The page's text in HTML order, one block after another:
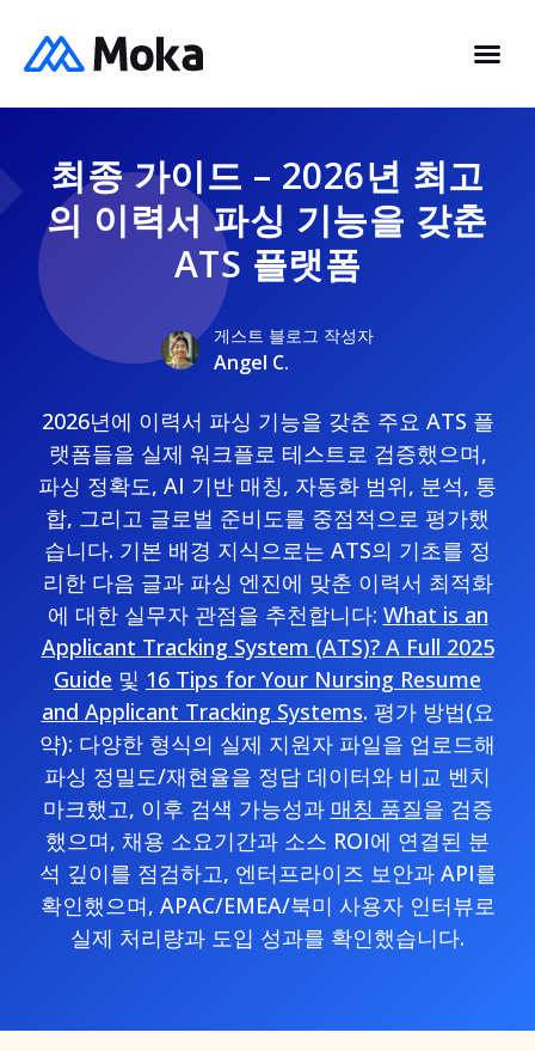
최종 가이드 – 2026년 최고
의 이력서 파싱 기능을 갖춘
ATS 플랫폼
게스트 블로그 작성자
Angel C.
2026년에 이력서 파싱 기능을 갖춘 주요 ATS 플
랫폼들을 실제 워크플로 테스트로 검증했으며,
파싱 정확도, AI 기반 매칭, 자동화 범위, 분석, 통
합, 그리고 글로벌 준비도를 중점적으로 평가했
습니다. 기본 배경 지식으로는 ATS의 기초를 정
리한 다음 글과 파싱 엔진에 맞춘 이력서 최적화
에 대한 실무자 관점을 추천합니다: What is an
Applicant Tracking System (ATS)? A Full 2025
Guide 및 16 Tips for Your Nursing Resume
and Applicant Tracking Systems. 평가 방법(요
약): 다양한 형식의 실제 지원자 파일을 업로드해
파싱 정밀도/재현율을 정답 데이터와 비교 벤치
마크했고, 이후 검색 가능성과 매칭 품질을 검증
했으며, 채용 소요기간과 소스 ROI에 연결된 분
석 깊이를 점검하고, 엔터프라이즈 보안과 API를
확인했으며, APAC/EMEA/북미 사용자 인터뷰로
실제 처리량과 도입 성과를 확인했습니다.